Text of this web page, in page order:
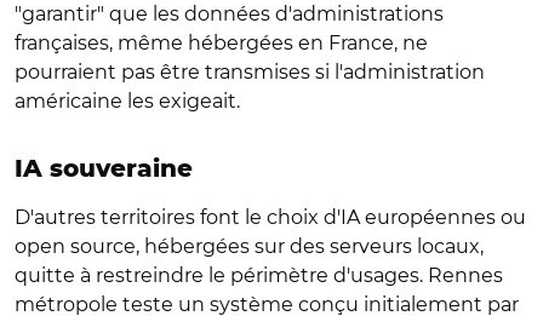
"garantir" que les données d'administrations
françaises, même hébergées en France, ne
pourraient pas être transmises si l'administration
américaine les exigeait.
IA souveraine
D'autres territoires font le choix d'IA européennes ou
open source, hébergées sur des serveurs locaux,
quitte à restreindre le périmètre d'usages. Rennes
métropole teste un système conçu initialement par